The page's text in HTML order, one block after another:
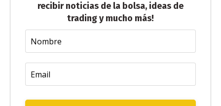
recibir noticias de la bolsa, ideas de
trading y mucho más!